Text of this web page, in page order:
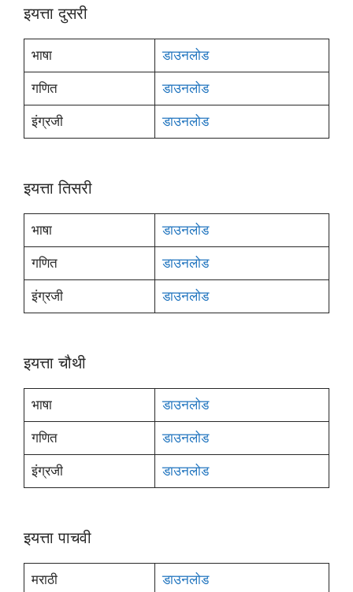
इयत्ता दुसरी
भाषा डाउनलोड
गणित डाउनलोड
इंग्रजी डाउनलोड
इयत्ता तिसरी
भाषा डाउनलोड
गणित डाउनलोड
इंग्रजी डाउनलोड
इयत्ता चौथी
भाषा डाउनलोड
गणित डाउनलोड
इंग्रजी डाउनलोड
इयत्ता पाचवी
मराठी डाउनलोड